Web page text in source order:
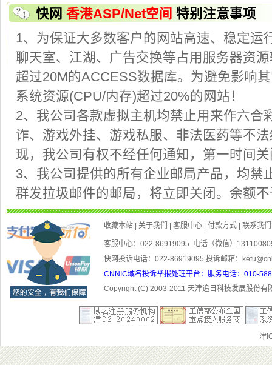
快 特别注意事项
2、我公司各款虚拟主机均禁止用来作六合
现，我公司有权不经任何通知，第一时间
3、我公司提供的所有企业邮局产品，均禁
客服中心：022-86919095 电话（微信）
快网投诉电话：022-86919095 投诉邮箱：
CNNIC域名投诉举报处理平台：服务电话：010-
Copyright (C) 2003-201